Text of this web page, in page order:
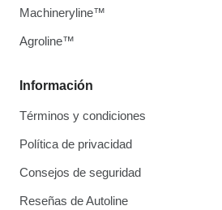
Información
Términos y condiciones
Política de privacidad
Consejos de seguridad
Reseñas de Autoline
Machineryline™
Agroline™